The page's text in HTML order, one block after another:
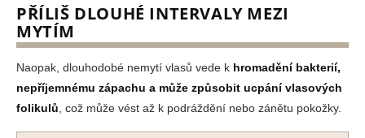
PŘÍLIŠ DLOUHÉ INTERVALY MEZI
MYTÍM
Naopak, dlouhodobé nemytí vlasů vede k hromadění bakterií,
nepříjemnému zápachu a může způsobit ucpání vlasových
folikulů , což může vést až k podráždění nebo zánětu pokožky.